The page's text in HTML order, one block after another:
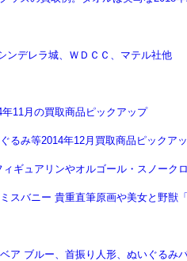
ンデレラ城、ＷＤＣＣ、マテル社他
11月の買取商品ピックアップ
るみ等2014年12月買取商品ピックア
ギュアリンやオルゴール・スノーク
バニー 貴重直筆原画や美女と野獣
ア ブルー、首振り人形、ぬいぐるみ